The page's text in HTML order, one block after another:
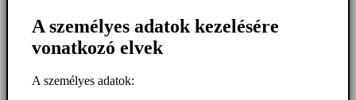
A személyes adatok kezelésére
vonatkozó elvek
A személyes adatok: